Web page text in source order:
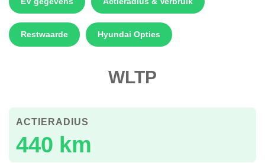
Restwaarde Hyundai Opties
WLTP
440 km
ACTIERADIUS